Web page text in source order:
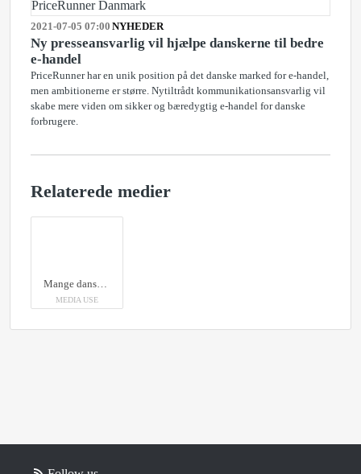
2021-07-05 07:00 NYHEDER
Ny presseansvarlig vil hjælpe danskerne til bedre
e-handel
PriceRunner har en unik position på det danske marked for e-handel,
men ambitionerne er større. Nytiltrådt kommunikationsansvarlig vil
skabe mere viden om sikker og bæredygtig e-handel for danske
forbrugere.
Relaterede medier
Mange danske e-handlere mærker den globale mangel på varer. Især levering og produktion af elektroniske komponenter påvirkes af corona.
MEDIA USE